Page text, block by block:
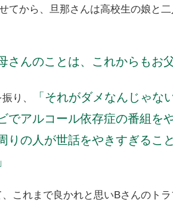
てから、旦那さんは高校生の娘と
さんのことは、これからもお
り、
「それがダメなんじゃな
でアルコール依存症の番組を
りの人が世話をやきすぎるこ
これまで良かれと思いBさんのト